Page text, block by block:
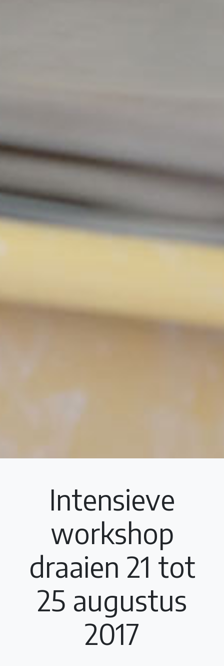
Intensieve
workshop
draaien 21 tot
25 augustus
2017